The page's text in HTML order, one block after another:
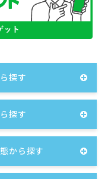
探す
探す
から探す